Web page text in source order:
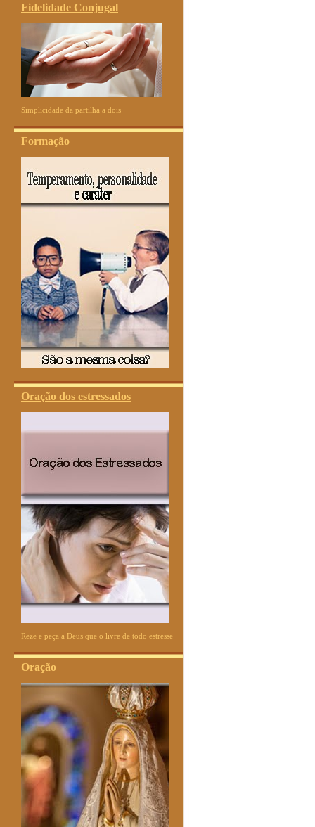
Fidelidade Conjugal
Simplicidade da partilha a dois
Formação
Oração dos estressados
Reze e peça a Deus que o livre de todo estresse
Oração